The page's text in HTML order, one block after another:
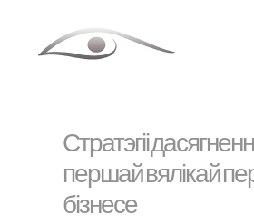
content
Стратэгіі
першай вялікай
бізнесе